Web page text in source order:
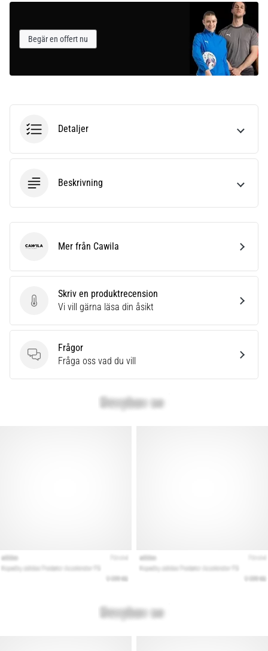
Begär en offert nu
Detaljer
Beskrivning
Skriv en produktrecension
Skriv en produktrecension
Vi vill gärna läsa din åsikt
Frågor
Frågor
Fråga oss vad du vill
Cawila Mer från Cawila